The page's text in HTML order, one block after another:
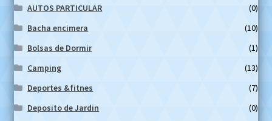
AUTOS PARTICULAR
(0)
Bacha encimera
(10)
Bolsas de Dormir
(1)
Camping
(13)
Deportes &fitnes
(7)
Deposito de Jardin
(0)